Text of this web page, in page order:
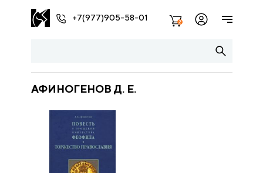
+7(977)905-58-01 2
АФИНОГЕНОВ Д. Е.